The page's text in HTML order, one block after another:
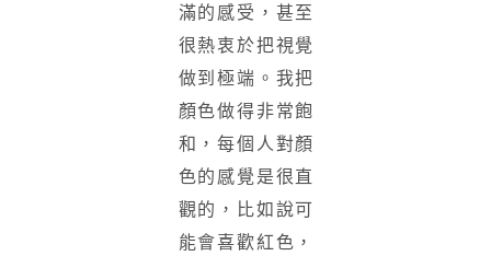
滿的感受，甚至
很熱衷於把視覺
做到極端。我把
顏色做得非常飽
和，每個人對顏
色的感覺是很直
觀的，比如說可
能會喜歡紅色，